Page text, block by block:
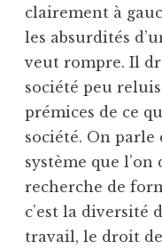
clairement à
les absurdités
veut rompre. Il
société peu
prémices de ce
société. On
système que l’on
recherche de
c’est la diversité
travail, le droit